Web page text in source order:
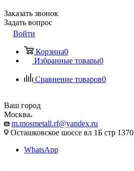
Заказать звонок
Задать вопрос
Войти
Корзина0
Избранные товары0
Сравнение товаров0
Ваш город
Москва
m.mosmetall.rf@yandex.ru
Осташковское шоссе вл 1Б стр 1370
WhatsApp